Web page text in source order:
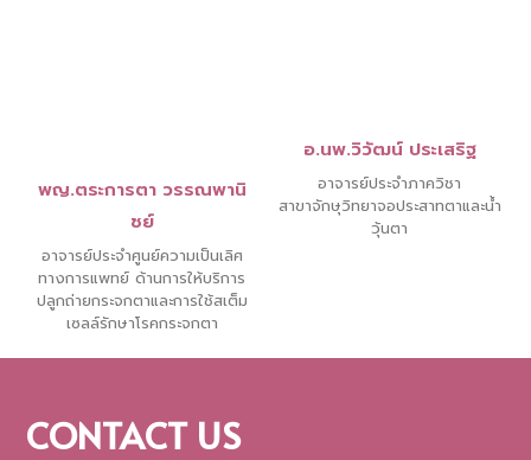
พญ.ตระการตา วรรณพานิ
ชย์
อาจารย์ประจำศูนย์ความเป็นเลิศ
ทางการแพทย์ ด้านการให้บริการ
ปลูกถ่ายกระจกตาและการใช้สเต็ม
เซลล์รักษาโรคกระจกตา
อ.นพ.วิวัฒน์ ประเสริฐ
อาจารย์ประจำภาควิชา
สาขาจักษุวิทยาจอประสาทตาและน้ำ
วุ้นตา
CONTACT US